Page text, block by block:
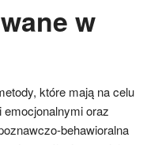
w
które mają na celu
oraz
behawioralna